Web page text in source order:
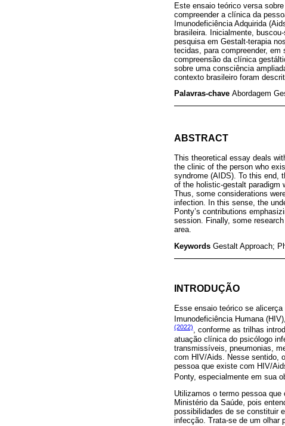
Este ensaio teórico versa
compreender a clínica da
Imunodeficiência Adquirida
brasileira. Inicialmente,
pesquisa em Gestalt-terapia
tecidas, para compreender,
compreensão da clínica
sobre uma consciência
contexto brasileiro foram
Palavras-chave Abordagem
ABSTRACT
This theoretical essay deals
the clinic of the person who
syndrome (AIDS). To this end,
of the holistic-gestalt paradigm
Thus, some considerations
infection. In this sense, the
Ponty’s contributions
session. Finally, some
area.
Keywords Gestalt Approach;
INTRODUÇÃO
Esse ensaio teórico se
Imunodeficiência Humana
(2022), conforme as trilhas
atuação clínica do psicólogo
transmissíveis, pneumonias,
com HIV/Aids. Nesse sentido,
pessoa que existe com HIV/
Ponty, especialmente em sua
Utilizamos o termo pessoa
Ministério da Saúde, pois
possibilidades de se constituir
infecção. Trata-se de um olhar